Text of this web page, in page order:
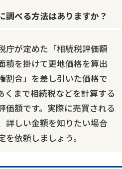
調べる方法はありますか？
庁が定めた「相続税評価額
積を掛けて更地価格を算出
割合」を差し引いた価格で
くまで相続税などを計算する
価額です。実際に売買される
詳しい金額を知りたい場合
依頼しましょう。